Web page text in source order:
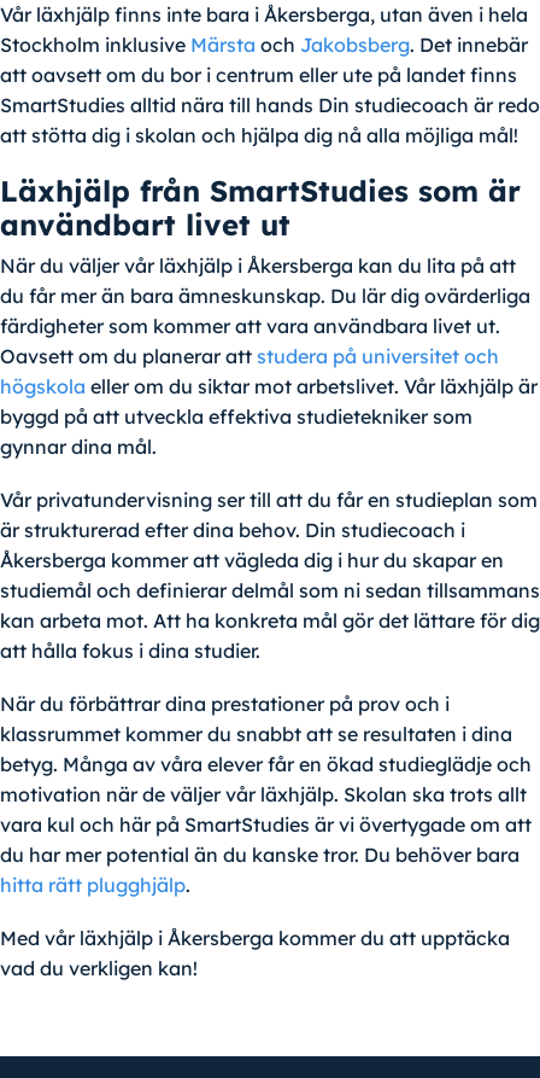
Vår läxhjälp finns inte bara i Åkersberga, utan även i hela
Stockholm inklusive Märsta och Jakobsberg. Det innebär
att oavsett om du bor i centrum eller ute på landet finns
SmartStudies alltid nära till hands Din studiecoach är redo
att stötta dig i skolan och hjälpa dig nå alla möjliga mål!
Läxhjälp från SmartStudies som är
användbart livet ut
När du väljer vår läxhjälp i Åkersberga kan du lita på att
du får mer än bara ämneskunskap. Du lär dig ovärderliga
färdigheter som kommer att vara användbara livet ut.
Oavsett om du planerar att studera på universitet och
högskola eller om du siktar mot arbetslivet. Vår läxhjälp är
byggd på att utveckla effektiva studietekniker som
gynnar dina mål.
Vår privatundervisning ser till att du får en studieplan som
är strukturerad efter dina behov. Din studiecoach i
Åkersberga kommer att vägleda dig i hur du skapar en
studiemål och definierar delmål som ni sedan tillsammans
kan arbeta mot. Att ha konkreta mål gör det lättare för dig
att hålla fokus i dina studier.
När du förbättrar dina prestationer på prov och i
klassrummet kommer du snabbt att se resultaten i dina
betyg. Många av våra elever får en ökad studieglädje och
motivation när de väljer vår läxhjälp. Skolan ska trots allt
vara kul och här på SmartStudies är vi övertygade om att
du har mer potential än du kanske tror. Du behöver bara
hitta rätt plugghjälp.
Med vår läxhjälp i Åkersberga kommer du att upptäcka
vad du verkligen kan!